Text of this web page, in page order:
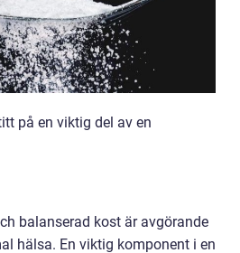
på en viktig del av en
balanserad kost är avgörande
hälsa. En viktig komponent i en